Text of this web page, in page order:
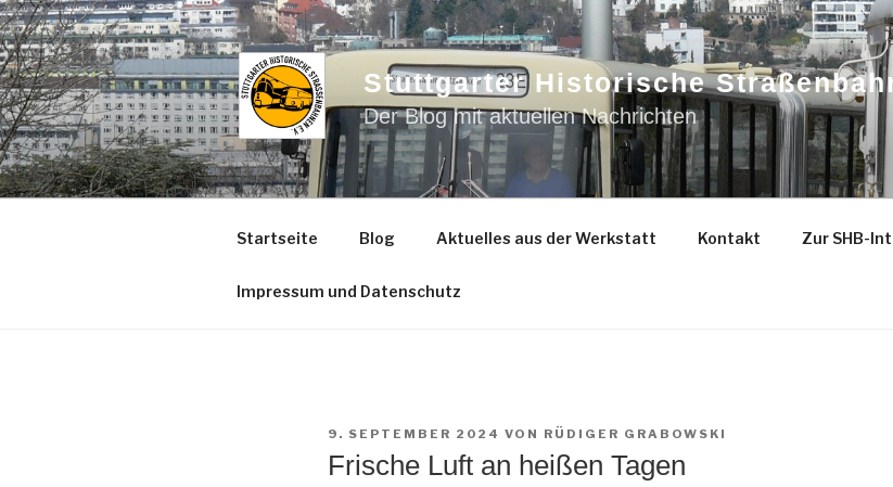
Zum
Inhalt
springen
Stuttgarter Historische
Der Blog mit aktuellen Nachrichten
Startseite Blog Aktuelles aus der Werkstatt Kontakt Zur SHB-
Impressum und Datenschutz
VERÖFFENTLICHT
9. SEPTEMBER 2024 VON RÜDIGER GRABOWSKI
Frische Luft an heißen Tagen